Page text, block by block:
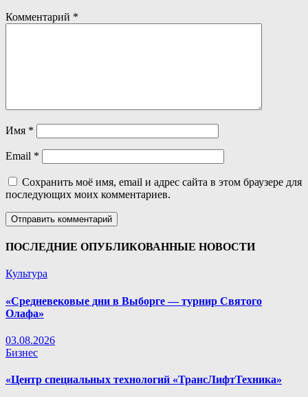
Комментарий *
Имя *
Email *
Сохранить моё имя, email и адрес сайта в этом браузере для
последующих моих комментариев.
ПОСЛЕДНИЕ ОПУБЛИКОВАННЫЕ НОВОСТИ
Культура
«Средневековые дни в Выборге — турнир Святого
Олафа»
03.08.2026
Бизнес
«Центр специальных технологий «ТрансЛифтТехника»